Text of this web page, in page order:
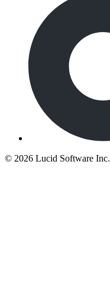
© 2026 Lucid Software Inc.